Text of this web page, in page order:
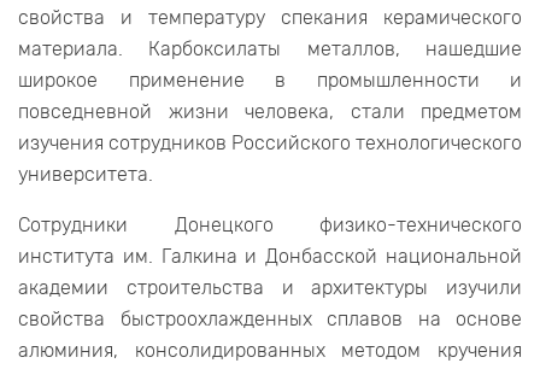
свойства и температуру спекания керамического
материала. Карбоксилаты металлов, нашедшие
широкое применение в промышленности и
повседневной жизни человека, стали предметом
изучения сотрудников Российского технологического
университета.
Сотрудники Донецкого физико-технического
института им. Галкина и Донбасской национальной
академии строительства и архитектуры изучили
свойства быстроохлажденных сплавов на основе
алюминия, консолидированных методом кручения